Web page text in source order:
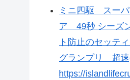
ミニ四駆 スー
ア 49秒 シーズ
ト防止のセッ
グランプリ 超
https://